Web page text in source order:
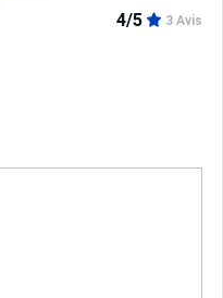
4/5 3 Avis